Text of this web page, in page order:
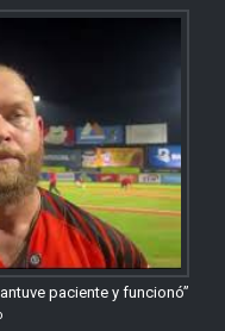
paciente y funcionó”